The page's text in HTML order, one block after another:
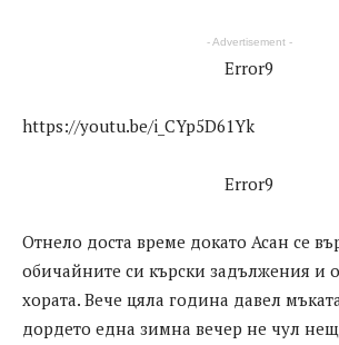
- Advertisement -
Error9
https://youtu.be/i_CYp5D61Yk
Error9
Отнело доста време докато Асан се
обичайните си кърски задължения и
хората. Вече цяла година давел
дордето една зимна вечер не чул